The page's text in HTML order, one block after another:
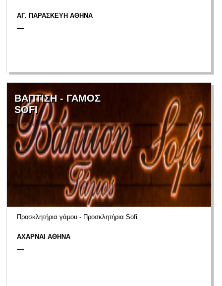
ΑΓ. ΠΑΡΑΣΚΕΥΗ ΑΘΗΝΑ
—
ΒΑΠΤΙΣΗ - ΓΑΜΟΣ
SOFI
Προσκλητήρια γάμου - Προσκλητήρια Sofi
ΑΧΑΡΝΑΙ ΑΘΗΝΑ
—